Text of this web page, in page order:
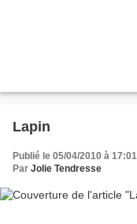
Lapin
Publié le 05/04/2010 à 17:01
Par Jolie Tendresse